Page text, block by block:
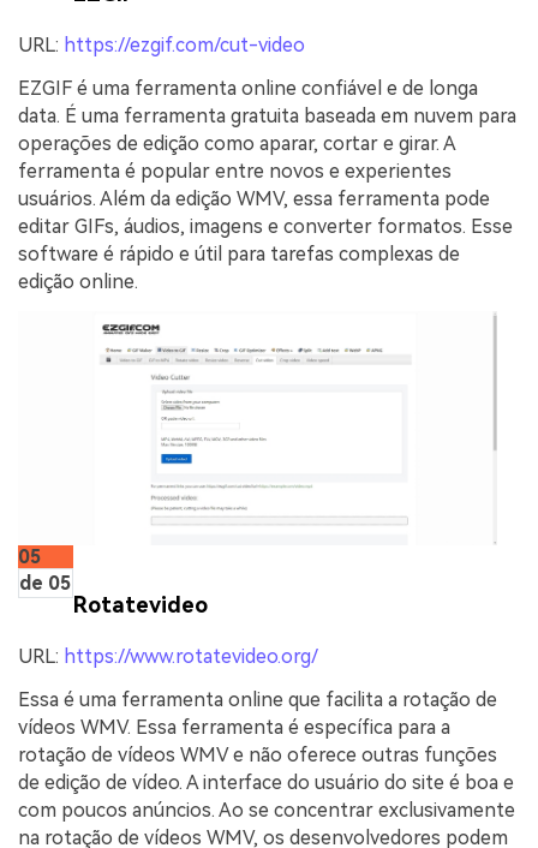
URL: https://ezgif.com/cut-video
EZGIF é uma ferramenta online confiável e de longa
data. É uma ferramenta gratuita baseada em nuvem para
operações de edição como aparar, cortar e girar. A
ferramenta é popular entre novos e experientes
usuários. Além da edição WMV, essa ferramenta pode
editar GIFs, áudios, imagens e converter formatos. Esse
software é rápido e útil para tarefas complexas de
edição online.
05
de 05
Rotatevideo
URL: https://www.rotatevideo.org/
Essa é uma ferramenta online que facilita a rotação de
vídeos WMV. Essa ferramenta é específica para a
rotação de vídeos WMV e não oferece outras funções
de edição de vídeo. A interface do usuário do site é boa e
com poucos anúncios. Ao se concentrar exclusivamente
na rotação de vídeos WMV, os desenvolvedores podem